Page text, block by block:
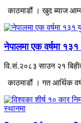
काठमाडौं । खुद ब्याज
नेपालमा एक वर्षमा
वि.सं.२०८३ साउन २१
काठमाडौं । गत आर्थिक